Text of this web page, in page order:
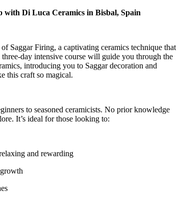
Di Luca Ceramics in Bisbal, Spain
Saggar Firing, a captivating ceramics technique that
day intensive course will guide you through the
introducing you to Saggar decoration and
this craft so magical.
to seasoned ceramicists. No prior knowledge
It’s ideal for those looking to:
and rewarding